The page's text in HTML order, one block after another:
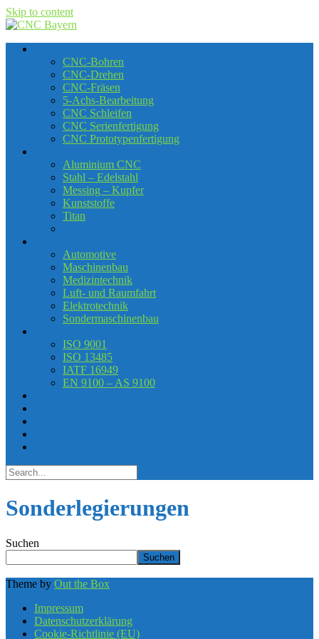
Skip to content
CNC-Bohren
CNC-Drehen
CNC-Fräsen
5-Achs-Bearbeitung
CNC Schleifen
CNC Serienfertigung
CNC Prototypenfertigung
Aluminium CNC
Stahl – Edelstahl
Messing – Kupfer
Kunststoffe
Titan
Automotive
Maschinenbau
Medizintechnik
Luft- und Raumfahrt
Elektrotechnik
Sondermaschinenbau
ISO 9001
ISO 13485
IATF 16949
EN 9100 – AS 9100
Sonderlegierungen
Suchen
Suchen
Theme by Out the Box
Impressum
Datenschutzerklärung
Cookie-Richtlinie (EU)